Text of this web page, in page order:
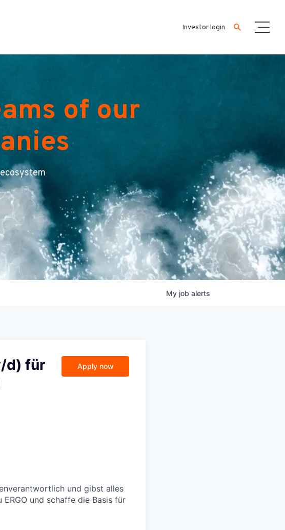
Investor login
of our
My job alerts
d) für
Apply now
und gibst alles
und schaffe die Basis für